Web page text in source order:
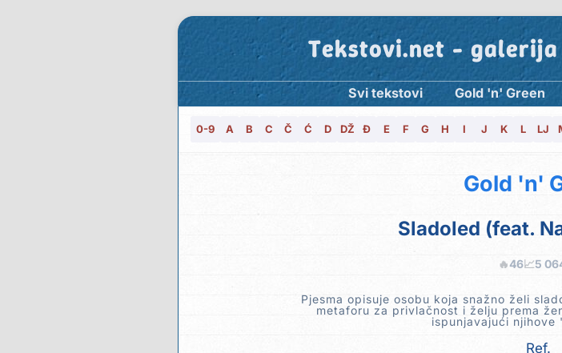
Tekstovi.net -
Svi tekstovi Gold 'n' Green
0-9 A B C Č Ć D DŽ Đ E F G H I J K L LJ
Gold 'n'
Sladoled (feat.
🔥46📈5
Pjesma opisuje osobu koja snažno želi
metaforu za privlačnost i želju prema
ispunjavajući njihove